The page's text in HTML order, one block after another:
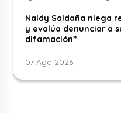
Naldy Saldaña niega
y evalúa denunciar a
difamación”
07 Ago 2026